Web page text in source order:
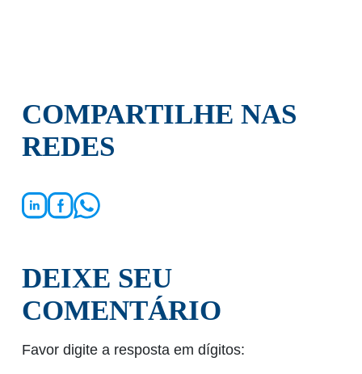
COMPARTILHE NAS
REDES
DEIXE SEU
COMENTÁRIO
Favor digite a resposta em dígitos: